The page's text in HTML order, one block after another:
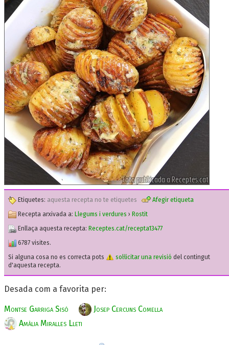
Etiquetes: aquesta recepta no te etiquetes
Afegir etiqueta
Recepta arxivada a: Llegums i verdures › Rostit
Enllaça aquesta recepta: Receptes.cat/recepta13477
6787 visites.
Si alguna cosa no es correcta pots
sol·licitar una revisió del contingut
d'aquesta recepta.
Desada com a favorita per:
Montse Garriga Sisó
Josep Cercuns Comella
Amàlia Miralles Lleti